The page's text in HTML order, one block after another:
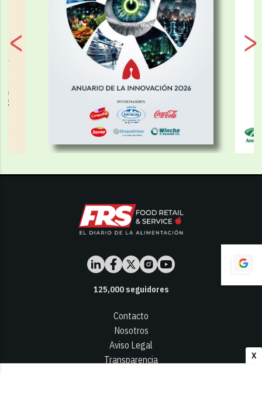
X
125,000seguidores
Contacto
Nosotros
Aviso Legal
Transparencia